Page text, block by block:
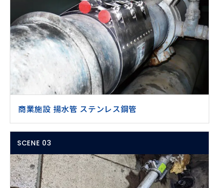
商業施設 揚水管 ステンレス鋼管
SCENE 03